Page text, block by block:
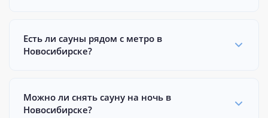
Есть ли сауны рядом с метро в
Новосибирске?
Можно ли снять сауну на ночь в
Новосибирске?